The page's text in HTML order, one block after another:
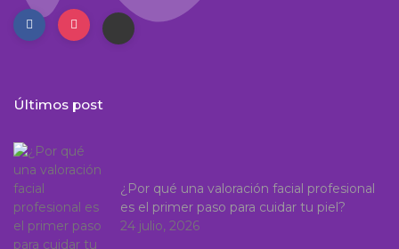
Últimos post
¿Por qué una valoración facial profesional
es el primer paso para cuidar tu piel?
24 julio, 2026